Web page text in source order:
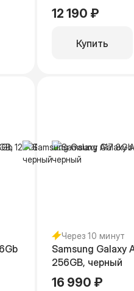
12 190 ₽
Купить
Через 10 минут
Samsung Galaxy
256GB, черный
16 990 ₽